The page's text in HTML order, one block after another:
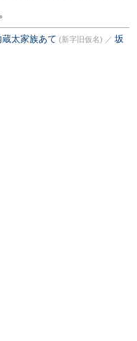
太家族あて (新字旧仮名) ／ 坂